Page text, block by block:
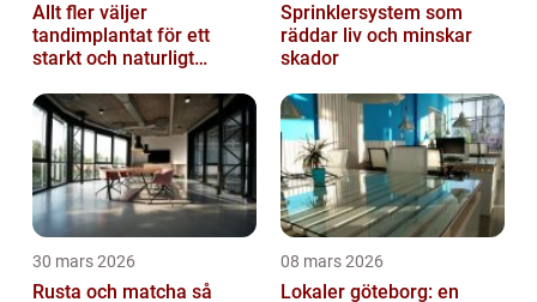
Allt fler väljer
tandimplantat för ett
starkt och naturligt
Sprinklersystem som
räddar liv och minskar
skador
30 mars 2026
Rusta och matcha så
08 mars 2026
Lokaler göteborg: en